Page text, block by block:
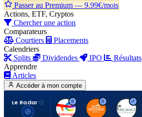
Passer au Premium — 9.99€/mois
Actions, ETF, Cryptos
Chercher une action
Comparateurs
Courtiers
Placements
Calendriers
Splits
Dividendes IPO
Résultats
Apprendre
Articles
Accéder à mon compte
Le Radar
T H R